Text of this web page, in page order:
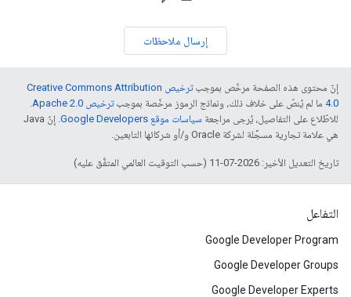
إرسال ملاحظات
إنّ محتوى هذه الصفحة مرخّص بموجب
ترخيص Creative Commons Attribution
4.0‏ ما لم يُنصّ على خلاف ذلك، ونماذج الرموز مرخّصة بموجبترخيص Apache 2.0‏
.
للاطّلاع على التفاصيل، يُرجى مراجعة سياسات موقع Google Developers‏
. إنّ Java
هي علامة تجارية مسجَّلة لشركة Oracle و/أو شركائها التابعين.
تاريخ التعديل الأخير: 2026-07-11 (حسب التوقيت العالمي المتفَّق عليه)
التفاعل
Google Developer Program
Google Developer Groups
Google Developer Experts